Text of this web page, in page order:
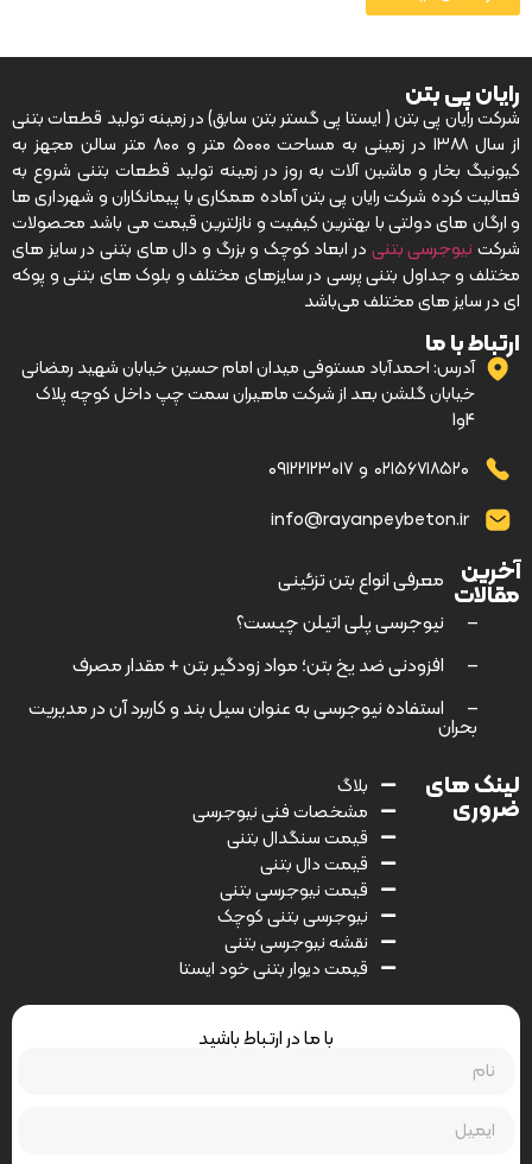
رایان پی بتن
شرکت رایان پی بتن ( ایستا پی گستر بتن سابق) در زمینه تولید قطعات بتنی
از سال ۱۳۸۸ در زمینی به مساحت ۵۰۰۰ متر و ۸۰۰ متر سالن مجهز به
کیونیگ بخار و ماشین آلات به روز در زمینه تولید قطعات بتنی شروع به
فعالیت کرده شرکت رایان پی بتن آماده همکاری با پیمانکاران و شهرداری ها
و ارگان های دولتی با بهترین کیفیت و نازلترین قیمت می باشد محصولات
شرکتنیوجرسی بتنیدر ابعاد کوچک و بزرگ و دال های بتنی در سایز های
مختلف و جداول بتنی پرسی در سایزهای مختلف و بلوک های بتنی و پوکه
ای در سایز های مختلف می‌باشد
ارتباط با ما
آدرس: احمدآباد مستوفی میدان امام حسین خیابان شهید رمضانی
خیابان گلشن بعد از شرکت ماهیران سمت چپ داخل کوچه پلاک
4و1
۰۲۱۵۶۷۱۸۵۲۰ و ۰۹۱۲۲۱۲۳۰۱۷
info@rayanpeybeton.ir
آخرین
مقالات
–
معرفی انواع بتن تزئینی
–
نیوجرسی پلی اتیلن چیست؟
–
افزودنی ضد یخ بتن؛ مواد زودگیر بتن + مقدار مصرف
–
استفاده نیوجرسی به عنوان سیل بند و کاربرد آن در مدیریت
بحران
لینک های
ضروری
بلاگ
مشخصات فنی نیوجرسی
قیمت سنگدال بتنی
قیمت دال بتنی
قیمت نیوجرسی بتنی
نیوجرسی بتنی کوچک
نقشه نیوجرسی بتنی
قیمت دیوار بتنی خود ایستا
با ما در ارتباط باشید